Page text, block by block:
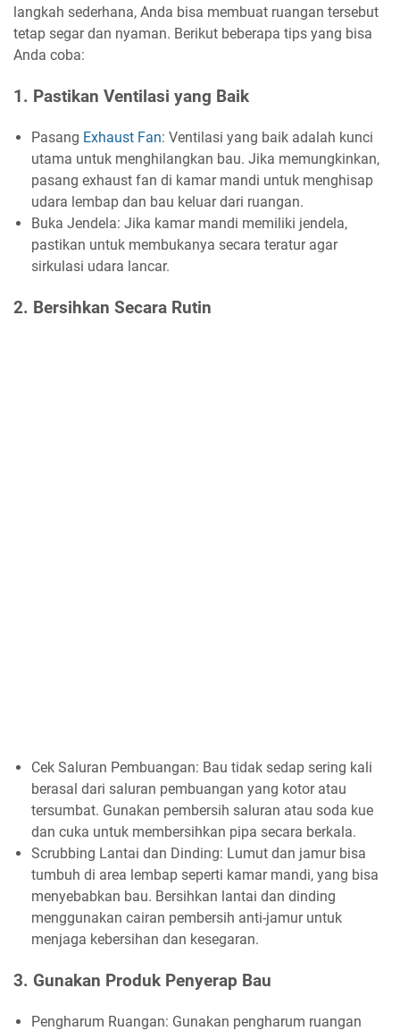
langkah sederhana, Anda bisa membuat ruangan tersebut
tetap segar dan nyaman. Berikut beberapa tips yang bisa
Anda coba:
1. Pastikan Ventilasi yang Baik
Pasang Exhaust Fan: Ventilasi yang baik adalah kunci
utama untuk menghilangkan bau. Jika memungkinkan,
pasang exhaust fan di kamar mandi untuk menghisap
udara lembap dan bau keluar dari ruangan.
Buka Jendela: Jika kamar mandi memiliki jendela,
pastikan untuk membukanya secara teratur agar
sirkulasi udara lancar.
2. Bersihkan Secara Rutin
Cek Saluran Pembuangan: Bau tidak sedap sering kali
berasal dari saluran pembuangan yang kotor atau
tersumbat. Gunakan pembersih saluran atau soda kue
dan cuka untuk membersihkan pipa secara berkala.
Scrubbing Lantai dan Dinding: Lumut dan jamur bisa
tumbuh di area lembap seperti kamar mandi, yang bisa
menyebabkan bau. Bersihkan lantai dan dinding
menggunakan cairan pembersih anti-jamur untuk
menjaga kebersihan dan kesegaran.
3. Gunakan Produk Penyerap Bau
Pengharum Ruangan: Gunakan pengharum ruangan